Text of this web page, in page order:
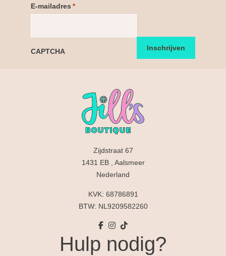
E-mailadres *
CAPTCHA
Zijdstraat 67
1431 EB , Aalsmeer
Nederland
KVK: 68786891
BTW: NL9209582260
Hulp nodig?